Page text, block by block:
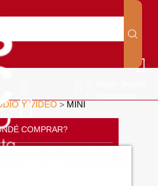
COMPRAR?
Y VIDEO > MINI